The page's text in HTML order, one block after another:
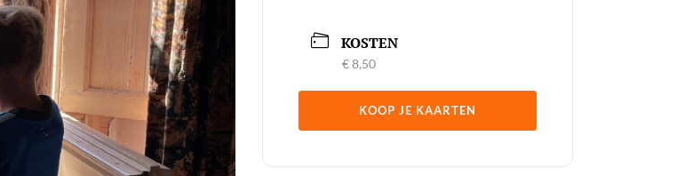
KOSTEN
€ 8,50
KOOP JE KAARTEN